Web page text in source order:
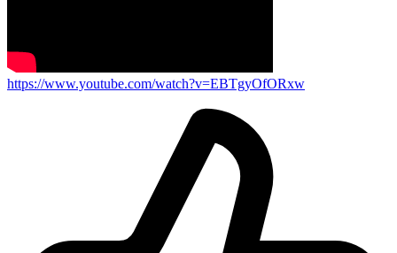
https://www.youtube.com/watch?v=EBTgyOfORxw